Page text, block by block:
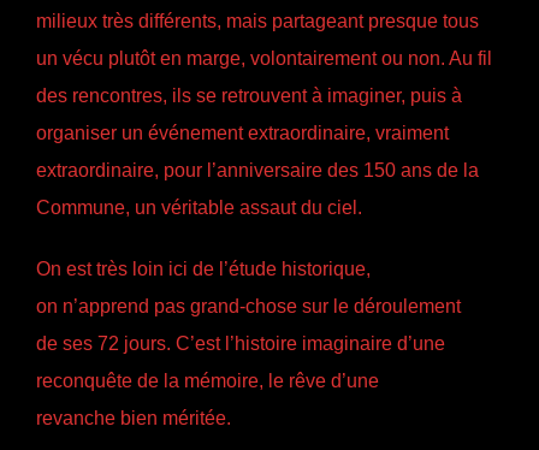
milieux très différents, mais partageant presque tous
un vécu plutôt en marge, volontairement ou non. Au fil
des rencontres, ils se retrouvent à imaginer, puis à
organiser un événement extraordinaire, vraiment
extraordinaire, pour l’anniversaire des 150 ans de la
Commune, un véritable assaut du ciel.
On est très loin ici de l’étude historique,
on n’apprend pas grand-chose sur le déroulement
de ses 72 jours. C’est l’histoire imaginaire d’une
reconquête de la mémoire, le rêve d’une
revanche bien méritée.